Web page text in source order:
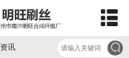
讯